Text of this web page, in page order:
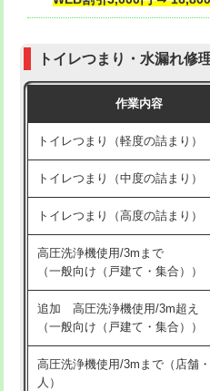
トイレつまり・水漏れ修
作業内容
トイレつまり（軽度の詰まり）
トイレつまり（中度の詰まり）
トイレつまり（高度の詰まり）
高圧洗浄機使用/3mまで
（一般向け（戸建て・集合））
追加 高圧洗浄機使用/3m超え
（一般向け（戸建て・集合））
高圧洗浄機使用/3mまで（店舗
人）